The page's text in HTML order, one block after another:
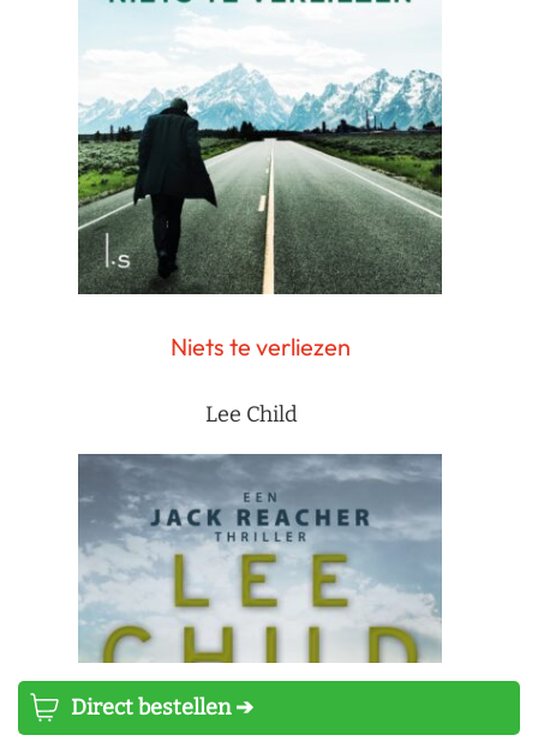
Direct bestellen ➔
Niets te verliezen
Lee Child